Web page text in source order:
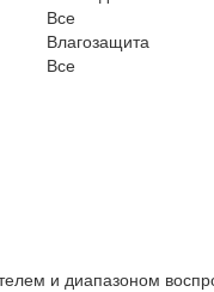
Все
Влагозащита
Все
и диапазоном